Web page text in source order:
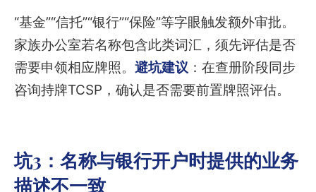
“基金”“信托”“银行”“保险”等字眼触发额外审批。
家族办公室若名称包含此类词汇，须先评估是否
需要申领相应牌照。 避坑建议 ：在查册阶段同步
咨询持牌TCSP，确认是否需要前置牌照评估。
坑3：名称与银行开户时提供的业务
描述不一致